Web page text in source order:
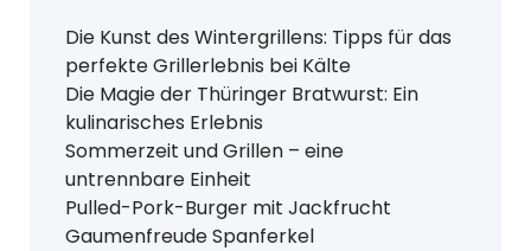
Die Kunst des Wintergrillens: Tipps für das
perfekte Grillerlebnis bei Kälte
Die Magie der Thüringer Bratwurst: Ein
kulinarisches Erlebnis
Sommerzeit und Grillen – eine
untrennbare Einheit
Pulled-Pork-Burger mit Jackfrucht
Gaumenfreude Spanferkel